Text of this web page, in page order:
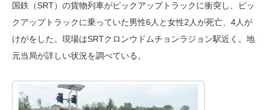
国鉄（SRT）の貨物列車がピックアップトラックに衝突し、ピッ
クアップトラックに乗っていた男性6人と女性2人が死亡、4人が
けがをした。現場はSRTクロンウドムチョンラジョン駅近く。地
元当局が詳しい状況を調べている。